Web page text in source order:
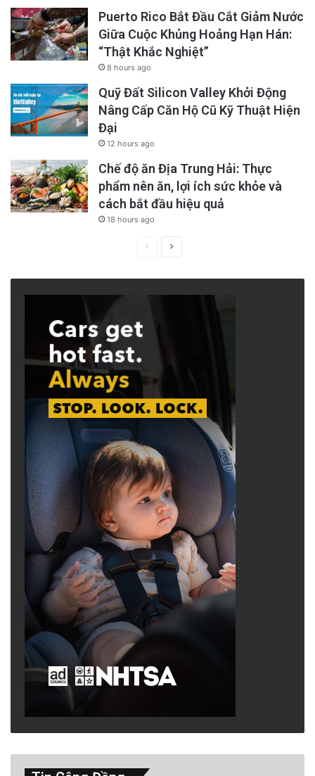
nhỏ – đến trung bình, lông xù trắng, tựa như
giống Spitz ngày nay; tính tình hiền lành, chịu
đựng; sống chung trong nhà với chủ nhưng có
chỗ ngủ riêng; loài thú duy nhất được sống
trong nhà chung với chủ nhân; ăn hải sản theo
chủ.
Theo tác giả Senaqwila Wyss, bộ tộc
Squamish (Sḵwx̱wúmesh) First Nation, cách
làm ăn ấy bị xóa sổ vào thời thuộc địa khi
người da trắng chiếm lãnh đất đai của thổ
sản phẩm rẻ hơn, lông cừu từ công ty the
Hudson’s Bay Company, để buôn bán trao đổi.
Đến đầu thế kỷ XX thì thổ dân và giống chó
của họ hầu như mất dấu.
Theo lề thói địa phương, bộ tộc Salish nuôi
chó để bầu bạn, hằng năm cứ vào mùa xuân là
cạo lông chó để dệt len may áo tế lễ. Lông chó
được pha trộn với lông dê núi, lông vũ và sợi
từ cây cối tạo thành vải vóc may quần áo.
Lông chó Salish rất đặc biệt nên được dùng
để trao đổi như tiền bạc; chó và người vô cùng
thân thiết, một đặc thù văn hóa vô cùng mới
mẻ vào thủa ấy.
Kỹ nghệ sản xuất vải vóc cũng thay đổi theo
thời gian, kỹ thuật thì đúng hơn? Con người
khám phá ra các nguyên liệu mới, rẻ hơn, dễ
kiếm hơn nên lông thú vật bị thay thế bằng
Puerto Rico Bắt Đầu Cắt Giảm Nước
Giữa Cuộc Khủng Hoảng Hạn Hán:
“Thật Khắc Nghiệt”
8 hours ago
Quỹ Đất Silicon Valley Khởi Động
Nâng Cấp Căn Hộ Cũ Kỹ Thuật Hiện
Đại
12 hours ago
Chế độ ăn Địa Trung Hải: Thực
phẩm nên ăn, lợi ích sức khỏe và
cách bắt đầu hiệu quả
18 hours ago
PreviousNext